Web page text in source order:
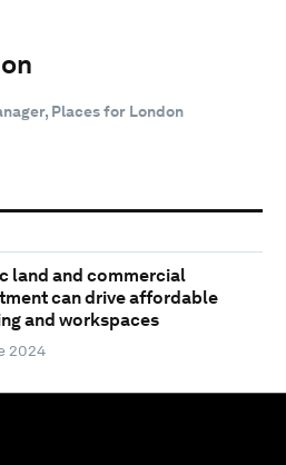
Places for London
land and commercial
can drive affordable
and workspaces
2024